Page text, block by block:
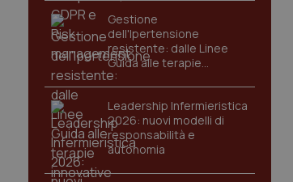
Gestione
dell'Ipertensione
resistente: dalle Linee
Guida alle terapie
innovative
Leadership Infermieristica
2026: nuovi modelli di
responsabilità e
autonomia